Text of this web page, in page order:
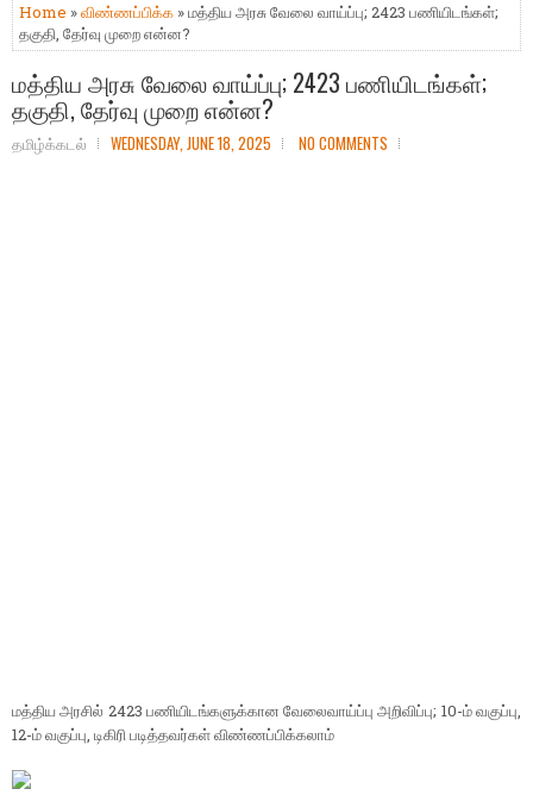
Home »விண்ணப்பிக்க » மத்திய அரசு வேலை வாய்ப்பு; 2423 பணியிடங்கள்;
தகுதி, தேர்வு முறை என்ன?
மத்திய அரசு வேலை வாய்ப்பு; 2423 பணியிடங்கள்;
தகுதி, தேர்வு முறை என்ன?
தமிழ்க்கடல் WEDNESDAY, JUNE 18, 2025 NO COMMENTS
மத்திய அரசில் 2423 பணியிடங்களுக்கான வேலைவாய்ப்பு அறிவிப்பு; 10-ம் வகுப்பு,
12-ம் வகுப்பு, டிகிரி படித்தவர்கள் விண்ணப்பிக்கலாம்